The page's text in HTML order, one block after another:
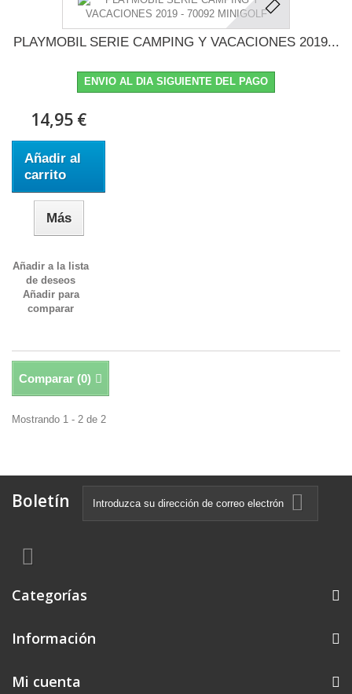
PLAYMOBIL SERIE CAMPING Y VACACIONES 2019...
ENVIO AL DIA SIGUIENTE DEL PAGO
14,95 €
Añadir al
carrito
Más
Añadir a la lista
de deseos
Añadir para
comparar
Comparar (0)
Mostrando 1 - 2 de 2
Boletín
Categorías
Información
Mi cuenta